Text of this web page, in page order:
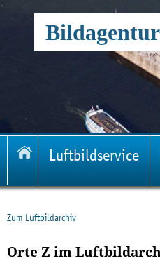
Luftbildservice
Zum Luftbildarchiv
Orte Z im